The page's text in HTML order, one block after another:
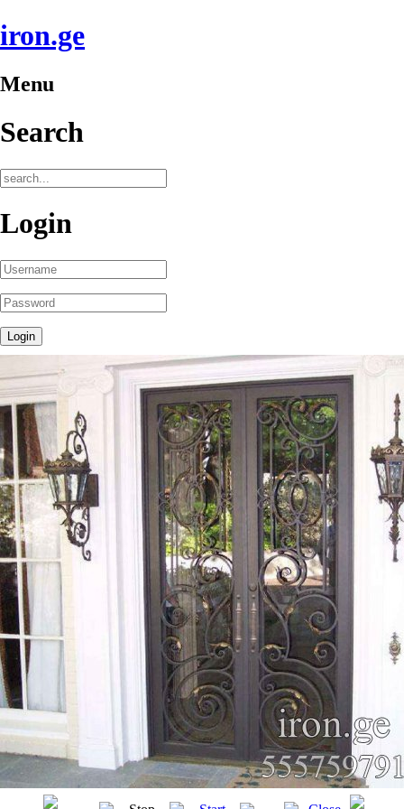
iron.ge
Menu
Search
Login